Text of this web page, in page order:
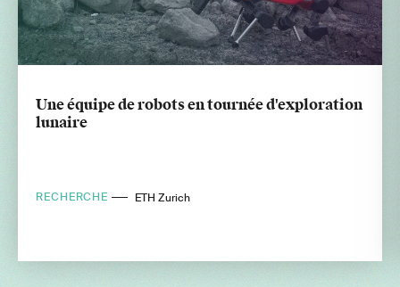
Une équipe de robots en tournée d'exploration
lunaire
RECHERCHE ETH Zurich